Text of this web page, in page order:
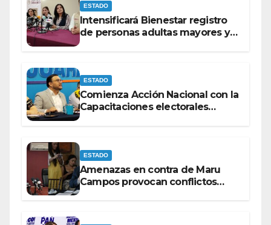
ESTADO
Intensificará Bienestar registro
de personas adultas mayores y
ESTADO
Comienza Acción Nacional con la
Capacitaciones electorales
ESTADO
Amenazas en contra de Maru
Campos provocan conflictos